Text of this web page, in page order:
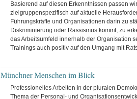
Basierend auf diesen Erkenntnissen passen
zielgruppenspezifisch auf aktuelle
Führungskräfte und Organisationen darin zu
Diskriminierung oder Rassismus kommt, zu
das Arbeitsumfeld innerhalb der Organisation
Trainings auch positiv auf den Umgang mit
Münchner Menschen im Blick
Professionelles Arbeiten in der pluralen
Thema der Personal- und